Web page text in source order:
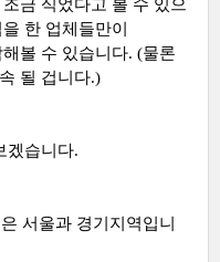
금 식었다고 볼 수 있으
한 업체들만이
볼 수 있습니다. (물론
될 겁니다.)
겠습니다.
서울과 경기지역입니